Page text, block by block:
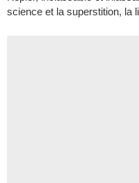
science et la superstition, la